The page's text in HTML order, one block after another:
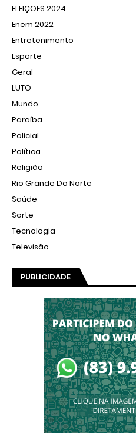
ELEIÇÕES 2024
Enem 2022
Entretenimento
Esporte
Geral
LUTO
Mundo
Paraíba
Policial
Política
Religião
Rio Grande Do Norte
Saúde
Sorte
Tecnologia
Televisão
PUBLICIDADE